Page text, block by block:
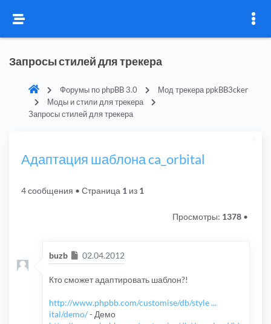
Запросы стилей для трекера
Форумы по phpBB 3.0
Мод трекера ppkBB3cker
Моды и стили для трекера
Запросы стилей для трекера
Адаптация шаблона ca_orbital
4 сообщения • Страница 1 из 1
Просмотры: 1378 •
buzb Сообщение
02.04.2012
Кто сможет адаптировать шаблон?!
http://www.phpbb.com/customise/db/style ...
ital/demo/- Демо